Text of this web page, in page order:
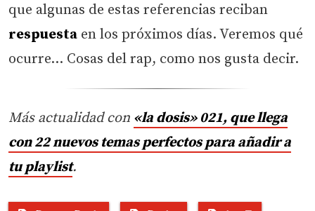
que algunas de estas referencias reciban
respuesta en los próximos días. Veremos qué
ocurre… Cosas del rap, como nos gusta decir.
Más actualidad con «la dosis» 021, que llega
con 22 nuevos temas perfectos para añadir a
tu playlist.